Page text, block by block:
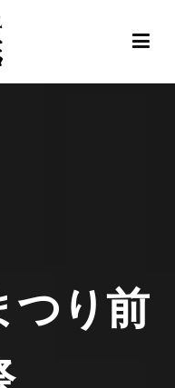
つり前